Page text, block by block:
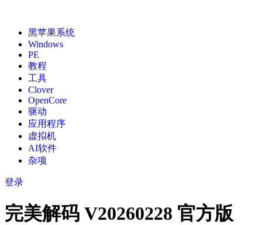
黑苹果系统
Windows
PE
教程
工具
Clover
OpenCore
驱动
应用程序
虚拟机
AI软件
杂项
登录
完美解码 V20260228 官方版